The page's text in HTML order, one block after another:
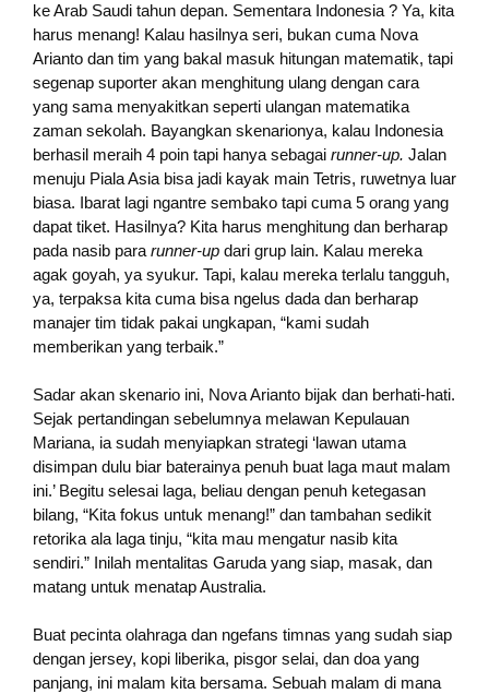
ke Arab Saudi tahun depan. Sementara Indonesia ? Ya, kita
harus menang! Kalau hasilnya seri, bukan cuma Nova
Arianto dan tim yang bakal masuk hitungan matematik, tapi
segenap suporter akan menghitung ulang dengan cara
yang sama menyakitkan seperti ulangan matematika
zaman sekolah. Bayangkan skenarionya, kalau Indonesia
berhasil meraih 4 poin tapi hanya sebagai runner-up. Jalan
menuju Piala Asia bisa jadi kayak main Tetris, ruwetnya luar
biasa. Ibarat lagi ngantre sembako tapi cuma 5 orang yang
dapat tiket. Hasilnya? Kita harus menghitung dan berharap
pada nasib pararunner-up dari grup lain. Kalau mereka
agak goyah, ya syukur. Tapi, kalau mereka terlalu tangguh,
ya, terpaksa kita cuma bisa ngelus dada dan berharap
manajer tim tidak pakai ungkapan, “kami sudah
memberikan yang terbaik.”
Sadar akan skenario ini, Nova Arianto bijak dan berhati-hati.
Sejak pertandingan sebelumnya melawan Kepulauan
Mariana, ia sudah menyiapkan strategi ‘lawan utama
disimpan dulu biar baterainya penuh buat laga maut malam
ini.’ Begitu selesai laga, beliau dengan penuh ketegasan
bilang, “Kita fokus untuk menang!” dan tambahan sedikit
retorika ala laga tinju, “kita mau mengatur nasib kita
sendiri.” Inilah mentalitas Garuda yang siap, masak, dan
matang untuk menatap Australia.
Buat pecinta olahraga dan ngefans timnas yang sudah siap
dengan jersey, kopi liberika, pisgor selai, dan doa yang
panjang, ini malam kita bersama. Sebuah malam di mana